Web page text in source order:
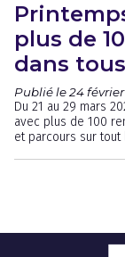
plus de
dans
Publié le 24
Du 21 au 29 mars
avec plus de 100
et parcours sur